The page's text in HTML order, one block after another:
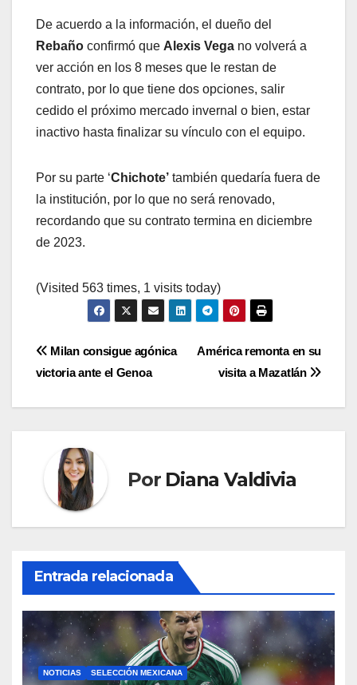
De acuerdo a la información, el dueño del
Rebaño confirmó que Alexis Vega no volverá a
ver acción en los 8 meses que le restan de
contrato, por lo que tiene dos opciones, salir
cedido el próximo mercado invernal o bien, estar
inactivo hasta finalizar su vínculo con el equipo.
Por su parte ‘Chichote’ también quedaría fuera de
la institución, por lo que no será renovado,
recordando que su contrato termina en diciembre
de 2023.
(Visited 563 times, 1 visits today)
Navegación
América remonta en su
visita a Mazatlán
Milan consigue agónica
victoria ante el Genoa
Por Diana Valdivia
Entrada relacionada
NOTICIAS SELECCIÓN MEXICANA